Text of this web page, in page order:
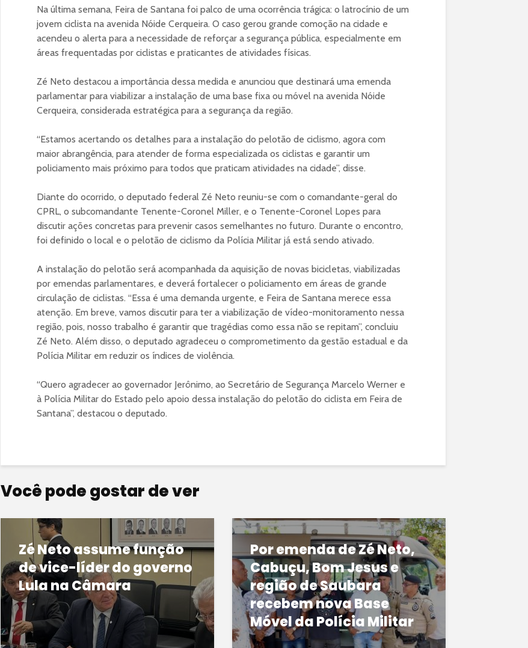
Na última semana, Feira de Santana foi palco de uma ocorrência trágica: o latrocínio de um
jovem ciclista na avenida Nóide Cerqueira. O caso gerou grande comoção na cidade e
acendeu o alerta para a necessidade de reforçar a segurança pública, especialmente em
áreas frequentadas por ciclistas e praticantes de atividades físicas.
Zé Neto destacou a importância dessa medida e anunciou que destinará uma emenda
parlamentar para viabilizar a instalação de uma base fixa ou móvel na avenida Nóide
Cerqueira, considerada estratégica para a segurança da região.
“Estamos acertando os detalhes para a instalação do pelotão de ciclismo, agora com
maior abrangência, para atender de forma especializada os ciclistas e garantir um
policiamento mais próximo para todos que praticam atividades na cidade”, disse.
Diante do ocorrido, o deputado federal Zé Neto reuniu-se com o comandante-geral do
CPRL, o subcomandante Tenente-Coronel Miller, e o Tenente-Coronel Lopes para
discutir ações concretas para prevenir casos semelhantes no futuro. Durante o encontro,
foi definido o local e o pelotão de ciclismo da Polícia Militar já está sendo ativado.
A instalação do pelotão será acompanhada da aquisição de novas bicicletas, viabilizadas
por emendas parlamentares, e deverá fortalecer o policiamento em áreas de grande
circulação de ciclistas. “Essa é uma demanda urgente, e Feira de Santana merece essa
atenção. Em breve, vamos discutir para ter a viabilização de vídeo-monitoramento nessa
região, pois, nosso trabalho é garantir que tragédias como essa não se repitam”, concluiu
Zé Neto. Além disso, o deputado agradeceu o comprometimento da gestão estadual e da
Polícia Militar em reduzir os índices de violência.
“Quero agradecer ao governador Jerônimo, ao Secretário de Segurança Marcelo Werner e
à Polícia Militar do Estado pelo apoio dessa instalação do pelotão do ciclista em Feira de
Santana”, destacou o deputado.
Você pode gostar de ver
Zé Neto assume função
de vice-líder do governo
Lula na Câmara
Por emenda de Zé Neto,
Cabuçu, Bom Jesus e
região de Saubara
recebem nova Base
Móvel da Polícia Militar